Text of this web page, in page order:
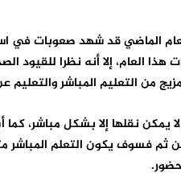
الماضي قد شهد صعوبات في
العام، إلا أنه نظرا للقيود
من التعليم المباشر والتعليم
نقلها إلا بشكل مباشر،
ثم فسوف يكون التعلم المباشر